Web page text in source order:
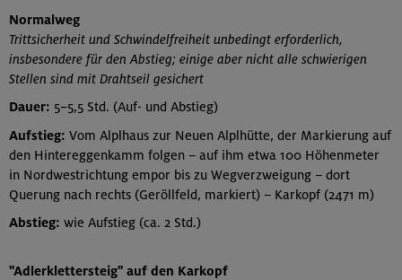
Normalweg
Trittsicherheit und Schwindelfreiheit unbedingt erforderlich,
insbesondere für den Abstieg; einige aber nicht alle schwierigen
Stellen sind mit Drahtseil gesichert
Dauer: 5–5,5 Std. (Auf- und Abstieg)
Aufstieg: Vom Alplhaus zur Neuen Alplhütte, der Markierung auf
den Hintereggenkamm folgen – auf ihm etwa 100 Höhenmeter
in Nordwestrichtung empor bis zu Wegverzweigung – dort
Querung nach rechts (Geröllfeld, markiert) – Karkopf (2471 m)
Abstieg: wie Aufstieg (ca. 2 Std.)
"Adlerklettersteig" auf den Karkopf